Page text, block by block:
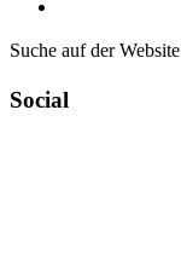
Suche auf der Website
Social